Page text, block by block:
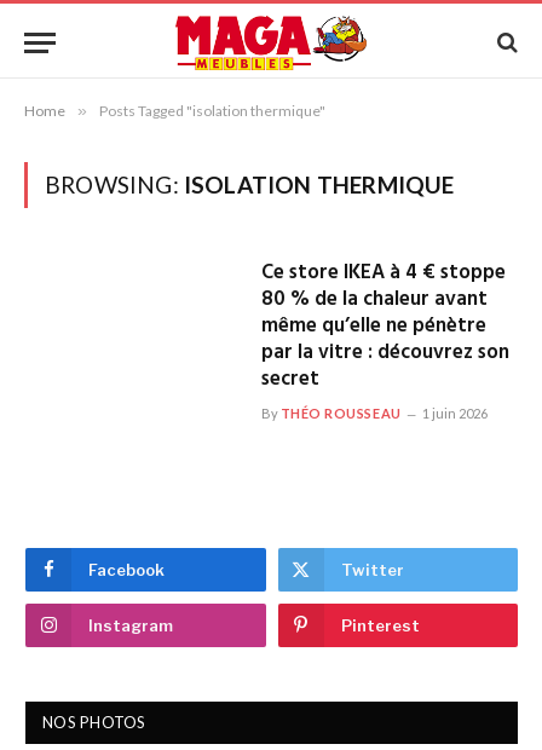
Home » Posts Tagged "isolation thermique"
BROWSING: ISOLATION THERMIQUE
Ce store IKEA à 4 € stoppe
80 % de la chaleur avant
même qu’elle ne pénètre
par la vitre : découvrez son
secret
By THÉO ROUSSEAU 1 juin 2026
Facebook Twitter
Instagram Pinterest
NOS PHOTOS